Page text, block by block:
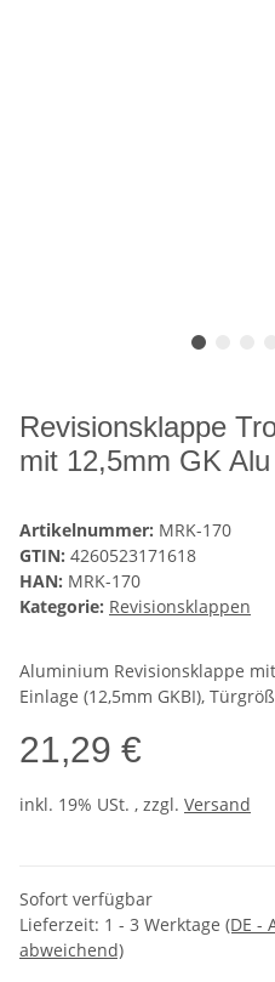
Revisionsklappe
mit 12,5mm GK Alu
Artikelnummer: MRK-170
GTIN: 4260523171618
HAN: MRK-170
Kategorie: Revisionsklappen
Aluminium Revisionsklappe
Einlage (12,5mm GKBI),
21,29 €
inkl. 19% USt. , zzgl. Versand
Sofort verfügbar
Lieferzeit: 1 - 3 Werktage (DE -
abweichend)